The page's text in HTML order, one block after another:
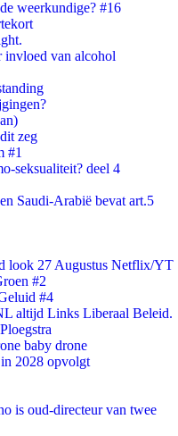
weerkundige? #16
invloed van alcohol
zeg
#1
seksualiteit? deel 4
Saudi-Arabië bevat art.5
look 27 Augustus Netflix/YT
#2
#4
altijd Links Liberaal Beleid.
baby drone
2028 opvolgt
is oud-directeur van twee